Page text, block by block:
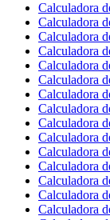
Calculadora
Calculadora
Calculadora
Calculadora
Calculadora
Calculadora
Calculadora
Calculadora
Calculadora
Calculadora
Calculadora
Calculadora
Calculadora
Calculadora
Calculadora